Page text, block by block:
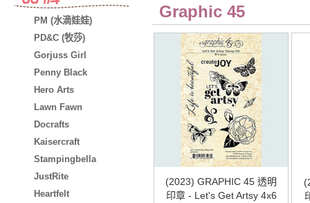
PM (水滴娃娃)
PD&C (牧莎)
Gorjuss Girl
Penny Black
Hero Arts
Lawn Fawn
Docrafts
Kaisercraft
Stampingbella
JustRite
Heartfelt
Graphic 45
(2023) GRAPHIC 45 透明
印章 - Let's Get Artsy 4x6